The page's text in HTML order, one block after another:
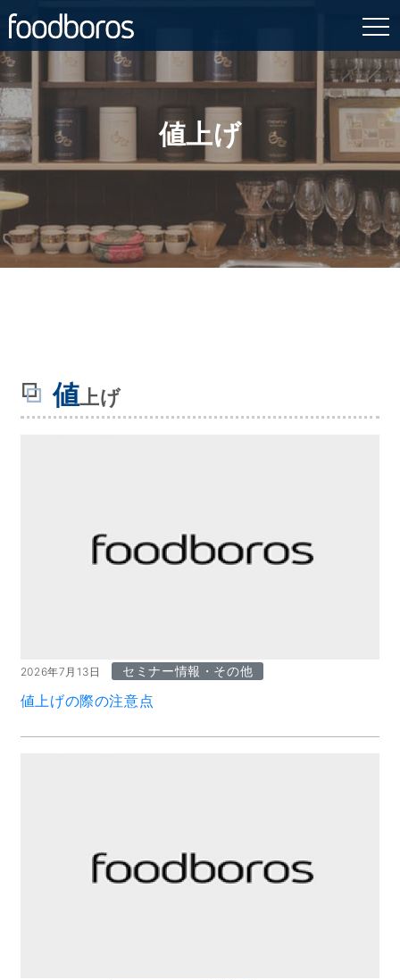
Skip
to
content
値上げ
値上げ
2026年7月13日 セミナー情報・その他
値上げの際の注意点